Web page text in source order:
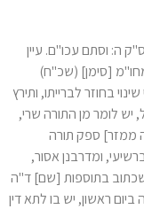
ה: וסתם עכו"ם. עיין
[סימן] (שכ"ח)
בחוזר לברייתו, ותירץ
יש לומר מן התורה שרי,
ממזר] ספק תורה
ומדרבנן אסור,
שכתוב בתוספות [שם] ד"ה
ביום ראשון, יש בו לתא דין